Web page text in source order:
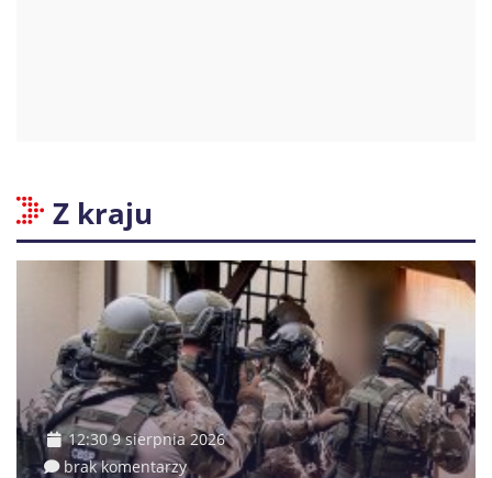
Z kraju
12:30 9 sierpnia 2026
brak komentarzy